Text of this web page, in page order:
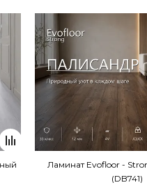
Ламинат Evofloor -
(DB741)